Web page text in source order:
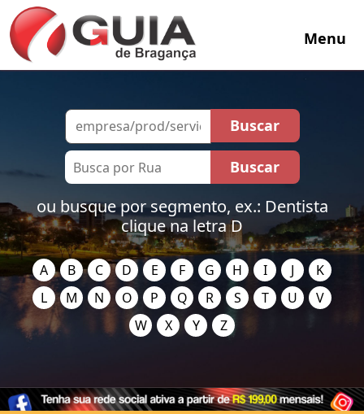
Menu
ou busque por segmento, ex.: Dentista
clique na letra D
A B C D E F G H I J
K
L
M N O P Q R S T U
V
W
X Y Z